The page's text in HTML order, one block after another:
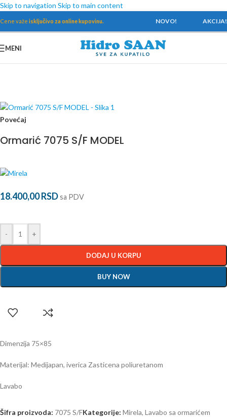
Skip to navigation Skip to main content
Cene važe isključivo za online kupovinu. NOVO! AKCIJA!
MENI
Mirela
Povećaj
Ormarić 7075 S/F MODEL
18.400,00RSDsa PDV
- +
DODAJ U KORPU
BUY NOW
Dimenzija 75×85
Materijal: Medijapan, iverica Zasticena poliuretanom
Lavabo
Šifra proizvoda: 7075 S/FKategorije: Mirela, Lavabo sa ormarićem